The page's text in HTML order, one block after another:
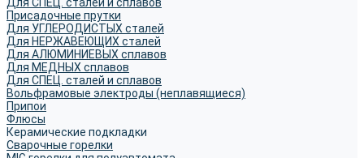
Присадочные прутки
Для УГЛЕРОДИСТЫХ сталей
Для НЕРЖАВЕЮЩИХ сталей
Для АЛЮМИНИЕВЫХ сплавов
Для МЕДНЫХ сплавов
Для СПЕЦ. сталей и сплавов
Вольфрамовые электроды (неплавящиеся)
Припои
Флюсы
Керамические подкладки
Сварочные горелки